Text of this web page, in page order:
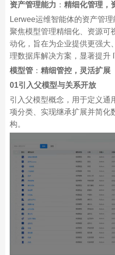
资产管理能力 ： 精细化管理，
Lerwee运维智能体的资产管
聚焦模型管理精细化、资源可
动化，旨在为企业提供更强大
理数据库解决方案，显著提升
模型管： 精细管控，灵活扩展
01引入父模型与关系开放
引入父模型概念，用于定义通
项分类、实现继承扩展并简化
构。